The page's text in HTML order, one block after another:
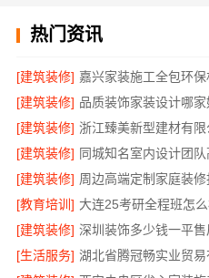
热门资讯
[建筑装修] 嘉兴家装施工全包环
[建筑装修] 品质装饰家装设计哪
[建筑装修]
[建筑装修]
[建筑装修] 周边高端定制家庭装
[教育培训] 大连25考研全程班怎
[建筑装修]
[生活服务] 湖北省腾冠畅实业贸